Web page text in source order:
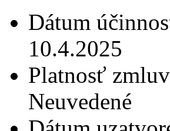
Dátum
10.4.2025
Platnosť
Neuvedené